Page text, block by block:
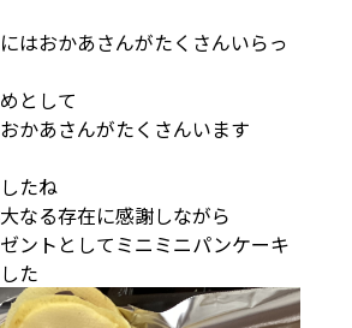
はおかあさんがたくさんいらっ
として
かあさんがたくさんいます
たね
なる存在に感謝しながら
ントとしてミニミニパンケーキ
た